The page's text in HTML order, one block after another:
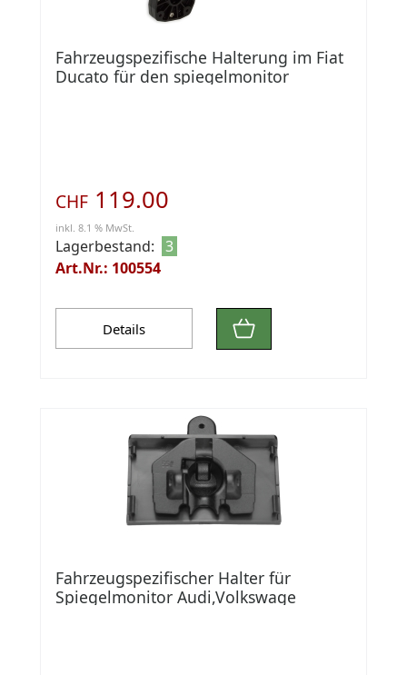
Fahrzeugspezifische Halterung im Fiat
Ducato für den spiegelmonitor
CHF 119.00
inkl. 8.1 % MwSt.
Lagerbestand: 3
Art.Nr.: 100554
Details
Fahrzeugspezifischer Halter für
Spiegelmonitor Audi,Volkswage